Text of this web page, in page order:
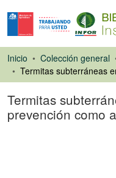
Inicio Colección general
Termitas
prevención como